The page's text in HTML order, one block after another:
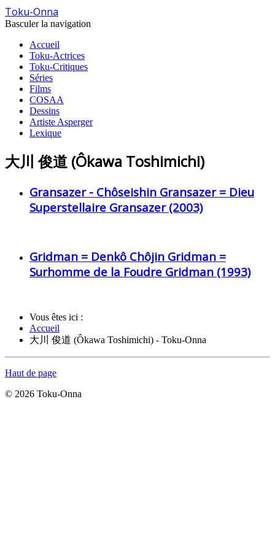
Toku-Onna
Basculer la navigation
Accueil
Toku-Actrices
Toku-Critiques
Séries
Films
COSAA
Dessins
Artiste Asperger
Lexique
大川 俊道 (Ôkawa Toshimichi)
Gransazer - Chôseishin Gransazer = Dieu
Superstellaire Gransazer (2003)
Gridman = Denkô Chôjin Gridman =
Surhomme de la Foudre Gridman (1993)
Vous êtes ici :
Accueil
大川 俊道 (Ôkawa Toshimichi) - Toku-Onna
Haut de page
© 2026 Toku-Onna